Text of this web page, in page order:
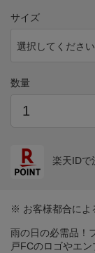
サイズ
選択してください
数量
楽天IDで
※ お客様都合によ
雨の日の必需品！
戸FCのロゴやエ